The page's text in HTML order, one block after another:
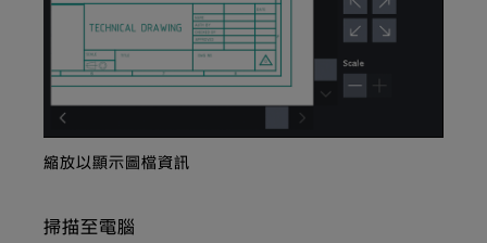
縮放以顯示圖檔資訊
掃描至電腦